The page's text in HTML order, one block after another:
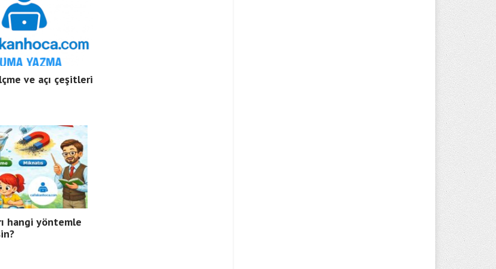
ve açı çeşitleri
hangi yöntemle